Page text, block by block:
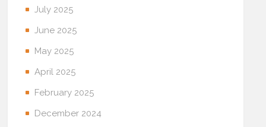
July 2025
June 2025
May 2025
April 2025
February 2025
December 2024